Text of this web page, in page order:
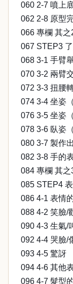
060 2-7 噴上
062 2-8 原型
066 專欄 其之
067 STEP3
068 3-1 手臂
070 3-2 兩臂
072 3-3 扭腰
074 3-4 坐姿
076 3-5 坐姿
078 3-6 臥姿
080 3-7 製作
082 3-8 手的
084 專欄 其
085 STEP4
086 4-1 表情
088 4-2 笑臉/
090 4-3 生氣/
092 4-4 哭臉/
093 4-5 驚訝
094 4-6 其他
096 4-7 髮型